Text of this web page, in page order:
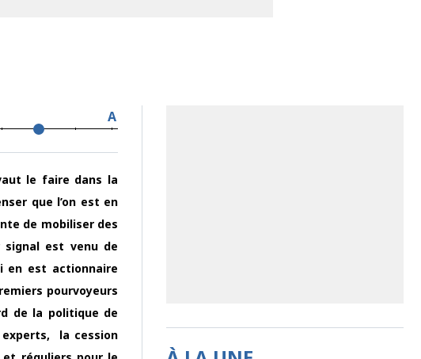
A
le faire dans la
que l’on est en
de mobiliser des
signal est venu de
en est actionnaire
pourvoyeurs
de la politique de
la cession